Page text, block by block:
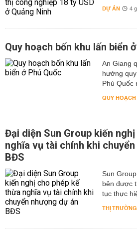
DỰ ÁN 4
Quy hoạch bốn khu lấn biển
An Giang
hướng
Phú Quốc
QUY HOẠCH
Đại diện Sun Group kiến
nghĩa vụ tài chính khi
BĐS
Sun
bên được
tục thực
THỊ TRƯỜNG